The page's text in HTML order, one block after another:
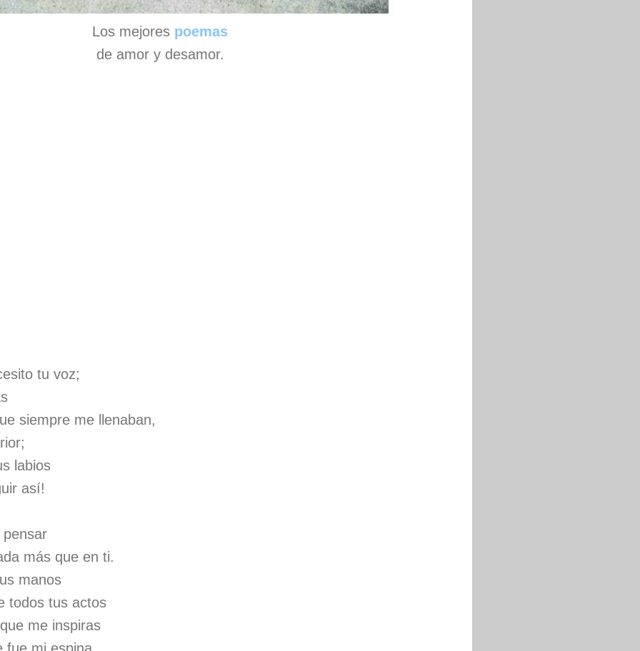
Los mejores poemas
de amor y desamor.
tu voz;
siempre me llenaban,
labios
así!
más que en ti.
manos
todos tus actos
me inspiras